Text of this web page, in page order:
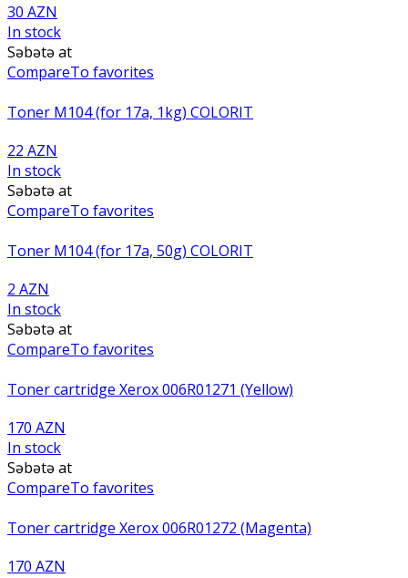
30 AZN
In stock
Səbətə at
CompareTo favorites
Toner M104 (for 17a, 1kg) COLORIT
22 AZN
In stock
Səbətə at
CompareTo favorites
Toner M104 (for 17a, 50g) COLORIT
2 AZN
In stock
Səbətə at
CompareTo favorites
Toner cartridge Xerox 006R01271 (Yellow)
170 AZN
In stock
Səbətə at
CompareTo favorites
Toner cartridge Xerox 006R01272 (Magenta)
170 AZN